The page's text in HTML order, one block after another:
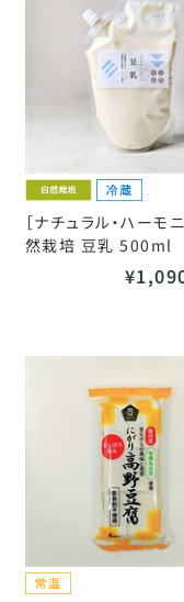
［ナチュラル・ハーモ
然栽培 豆乳 500ml